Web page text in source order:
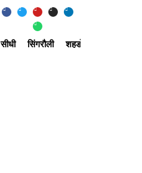
सीधी सिंगरौली शहडोल